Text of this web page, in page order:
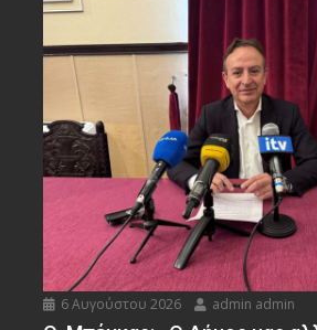
6 Αυγούστου 2026 admin admin